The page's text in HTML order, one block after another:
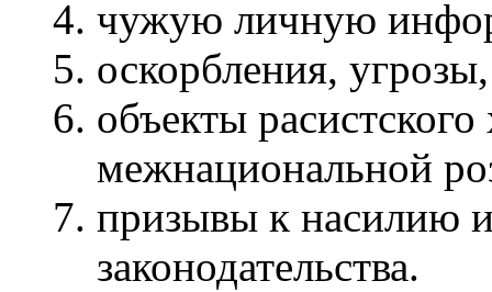
чужую личную
оскорбления,
объекты
межнациональной
призывы к насилию
законодательства.